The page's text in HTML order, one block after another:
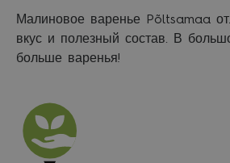
Малиновое варенье Põltsamaa
вкус и полезный состав. В
больше варенья!